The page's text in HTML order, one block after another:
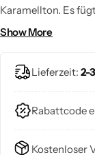
Karamellton. Es
Grüntönen deines
Show More
Lieferzeit: 2-
Rabattcode
Kostenloser